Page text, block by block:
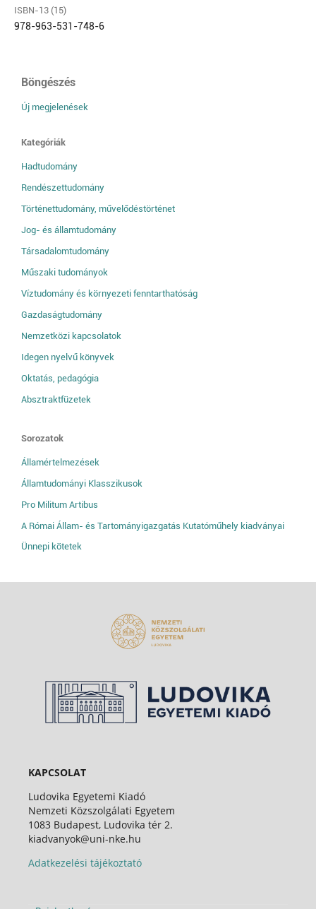
ISBN-13 (15)
978-963-531-748-6
Böngészés
Új megjelenések
Kategóriák
Hadtudomány
Rendészettudomány
Történettudomány, művelődéstörténet
Jog- és államtudomány
Társadalomtudomány
Műszaki tudományok
Víztudomány és környezeti fenntarthatóság
Gazdaságtudomány
Nemzetközi kapcsolatok
Idegen nyelvű könyvek
Oktatás, pedagógia
Absztraktfüzetek
Sorozatok
Államértelmezések
Államtudományi Klasszikusok
Pro Militum Artibus
A Római Állam- és Tartományigazgatás Kutatóműhely kiadványai
Ünnepi kötetek
KAPCSOLAT
Ludovika Egyetemi Kiadó
Nemzeti Közszolgálati Egyetem
1083 Budapest, Ludovika tér 2.
kiadvanyok@uni-nke.hu
Adatkezelési tájékoztató